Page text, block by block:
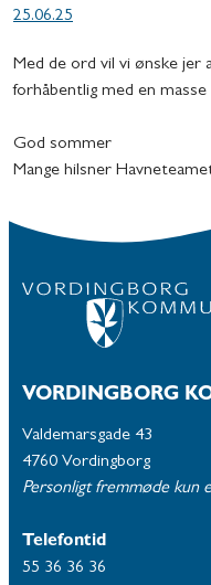
25.06.25
Med de ord vil vi ønske jer
forhåbentlig med en
God sommer
Mange hilsner
VORDINGBORG
Valdemarsgade 43
4760 Vordingborg
Personligt fremmøde kun
Telefontid
55 36 36 36